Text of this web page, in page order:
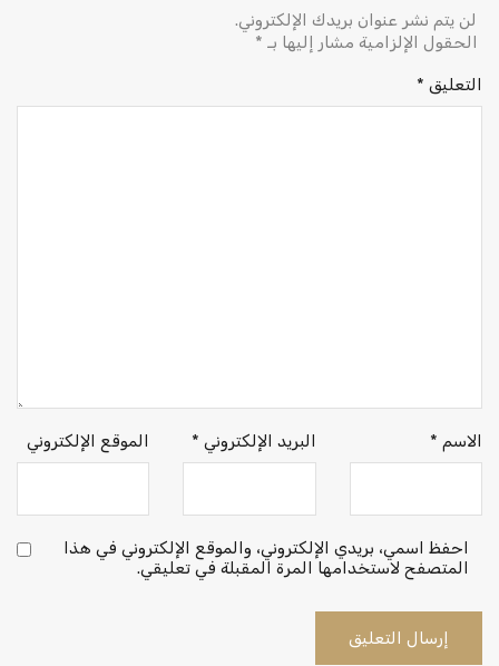
لن يتم نشر عنوان بريدك الإلكتروني.
الحقول الإلزامية مشار إليها بـ *
التعليق *
الاسم * البريد الإلكتروني * الموقع الإلكتروني
احفظ اسمي، بريدي الإلكتروني، والموقع الإلكتروني في هذا
المتصفح لاستخدامها المرة المقبلة في تعليقي.